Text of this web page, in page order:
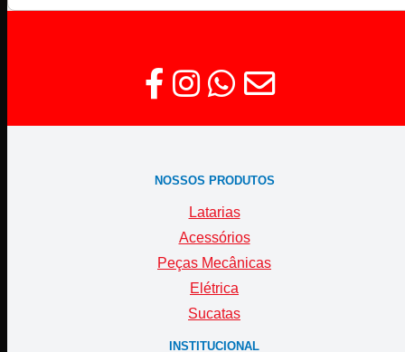
NOSSOS PRODUTOS
Latarias
Acessórios
Peças Mecânicas
Elétrica
Sucatas
INSTITUCIONAL